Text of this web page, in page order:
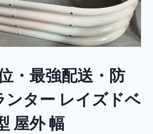
位・最強配送・防
ンター レイズドベ
屋外 幅